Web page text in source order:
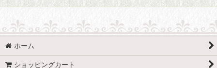
ホーム
ショッピングカート